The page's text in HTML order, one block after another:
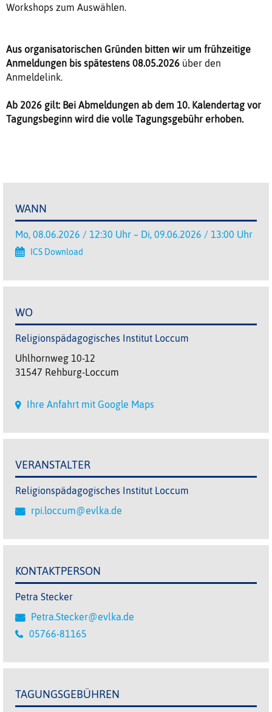
Workshops zum Auswählen.
Aus organisatorischen Gründen bitten wir um frühzeitige
Anmeldungen bis spätestens 08.05.2026 über den
Anmeldelink.
Ab 2026 gilt: Bei Abmeldungen ab dem 10. Kalendertag vor
Tagungsbeginn wird die volle Tagungsgebühr erhoben.
WANN
Mo, 08.06.2026 / 12:30 Uhr – Di, 09.06.2026 / 13:00 Uhr
ICS Download
WO
Religionspädagogisches Institut Loccum
Uhlhornweg 10-12
31547 Rehburg-Loccum
Ihre Anfahrt mit Google Maps
VERANSTALTER
Religionspädagogisches Institut Loccum
rpi.loccum@evlka.de
KONTAKTPERSON
Petra Stecker
Petra.Stecker@evlka.de
05766-81165
TAGUNGSGEBÜHREN